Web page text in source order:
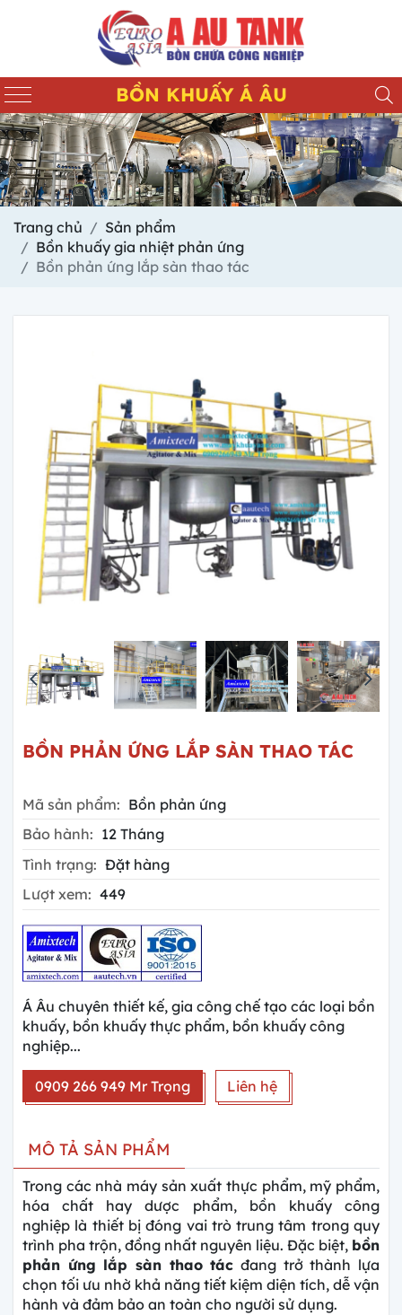
BỒN KHUẤY Á ÂU
Trang chủ
Sản phẩm
Bồn khuấy gia nhiệt phản ứng
Bồn phản ứng lắp sàn thao tác
BỒN PHẢN ỨNG LẮP SÀN THAO TÁC
Mã sản phẩm: Bồn phản ứng
Bảo hành: 12 Tháng
Tình trạng: Đặt hàng
Lượt xem: 449
Á Âu chuyên thiết kế, gia công chế tạo các loại bồn
khuấy, bồn khuấy thực phẩm, bồn khuấy công
nghiệp...
0909 266 949 Mr Trọng Liên hệ
MÔ TẢ SẢN PHẨM
Trong các nhà máy sản xuất thực phẩm, mỹ phẩm,
hóa chất hay dược phẩm, bồn khuấy công
nghiệp là thiết bị đóng vai trò trung tâm trong quy
trình pha trộn, đồng nhất nguyên liệu. Đặc biệt, bồn
phản ứng lắp sàn thao tác đang trở thành lựa
chọn tối ưu nhờ khả năng tiết kiệm diện tích, dễ vận
hành và đảm bảo an toàn cho người sử dụng.